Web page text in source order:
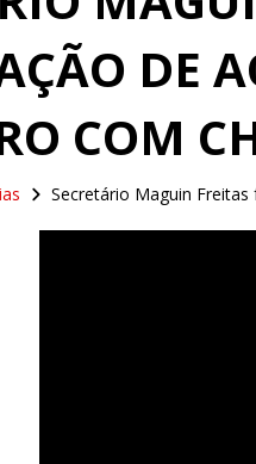
DE
COM
Secretário Maguin